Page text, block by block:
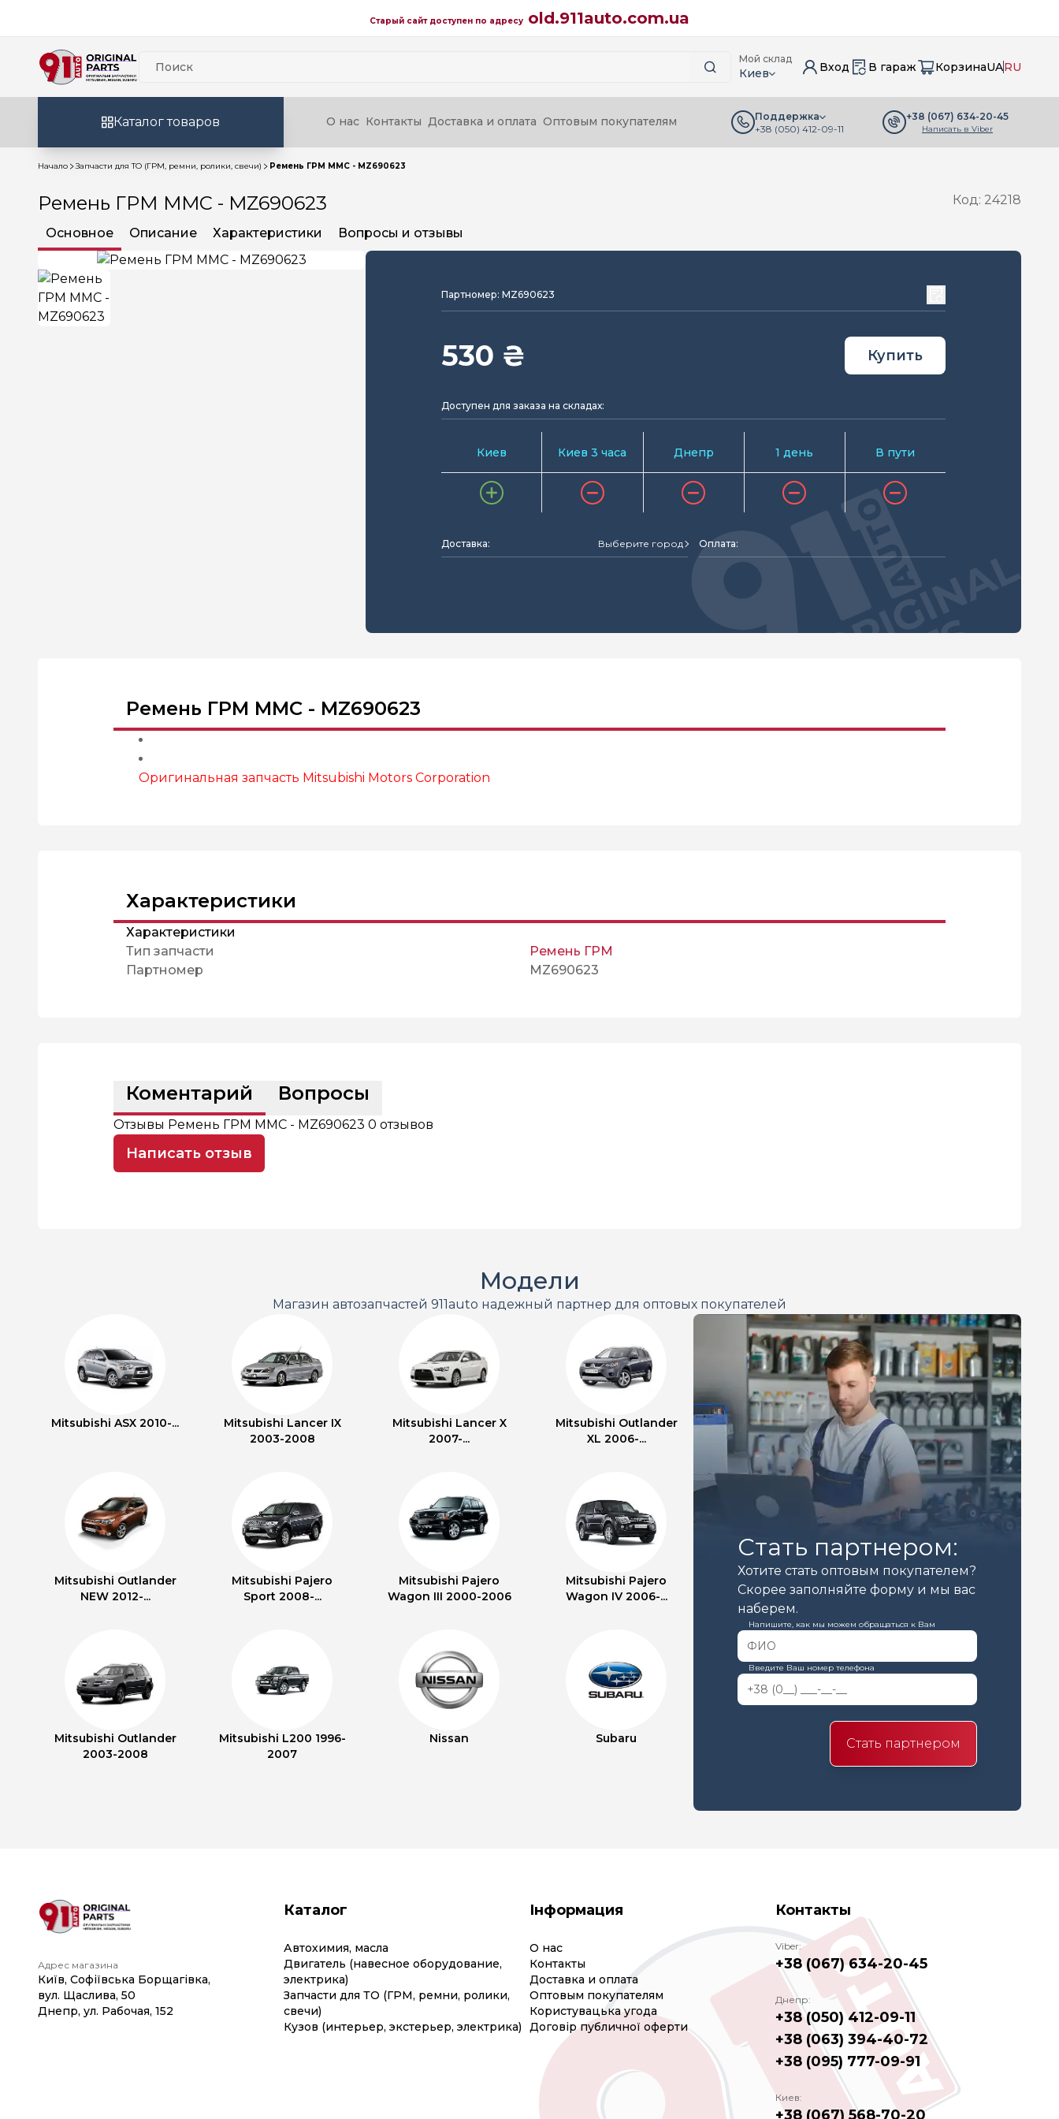
Старый сайт доступен по адресу old.911auto.com.ua
Мой склад
Киев Вход В гараж КорзинаUARU
Каталог товаров О нас Контакты Доставка и оплата Оптовым покупателям
Поддержка
+38 (050) 412-09-11
+38 (067) 634-20-45
Написать в Viber
Начало Запчасти для ТО (ГРМ, ремни, ролики, свечи) Ремень ГРМ MMC - MZ690623
Ремень ГРМ MMC - MZ690623 Код: 24218
Основное Описание Характеристики Вопросы и отзывы
Партномер: MZ690623
530 ₴ Купить
Доступен для заказа на складах:
Киев Киев 3 часа Днепр 1 день В пути
Доставка: Выберите город Оплата:
Ремень ГРМ MMC - MZ690623
Оригинальная запчасть Mitsubishi Motors Corporation
Характеристики
Характеристики
Тип запчасти
Ремень ГРМ
Партномер
MZ690623
Коментарий Вопросы
Отзывы Ремень ГРМ MMC - MZ690623 0 отзывов
Написать отзыв
Модели
Магазин автозапчастей 911auto надежный партнер для оптовых покупателей
Mitsubishi ASX 2010-...
Mitsubishi Lancer IX
2003-2008
Mitsubishi Lancer X
2007-...
Mitsubishi Outlander
XL 2006-...
Mitsubishi Outlander
NEW 2012-...
Mitsubishi Pajero
Sport 2008-...
Mitsubishi Pajero
Wagon III 2000-2006
Mitsubishi Pajero
Wagon IV 2006-...
Mitsubishi Outlander
2003-2008
Mitsubishi L200 1996-
2007
Nissan Subaru
Стать партнером:
Хотите стать оптовым покупателем?
Скорее заполняйте форму и мы вас
наберем.
Напишите, как мы можем обращаться к Вам
Введите Ваш номер телефона
Стать партнером
Адрес магазина
Київ, Софіївська Борщагівка,
вул. Щаслива, 50
Днепр, ул. Рабочая, 152
Каталог
Автохимия, масла
Двигатель (навесное оборудование,
электрика)
Запчасти для ТО (ГРМ, ремни, ролики,
свечи)
Кузов (интерьер, экстерьер, электрика)
Інформация
О нас
Контакты
Доставка и оплата
Оптовым покупателям
Користувацька угода
Договір публичної оферти
Контакты
Viber:
+38 (067) 634-20-45
Днепр:
+38 (050) 412-09-11
+38 (063) 394-40-72
+38 (095) 777-09-91
Киев:
+38 (067) 568-70-20